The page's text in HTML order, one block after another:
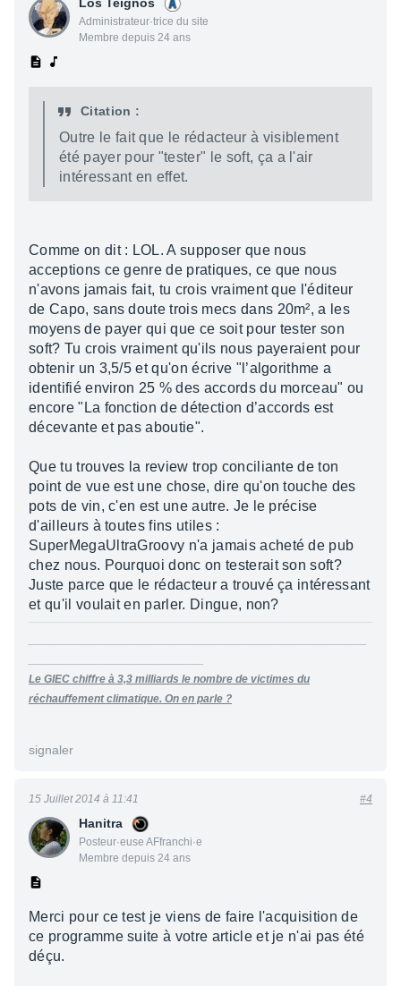
Administrateur·trice du site
Membre depuis 24 ans
Citation :
Outre le fait que le rédacteur à visiblement
été payer pour "tester" le soft, ça a l'air
intéressant en effet.
Comme on dit : LOL. A supposer que nous
acceptions ce genre de pratiques, ce que nous
n'avons jamais fait, tu crois vraiment que l'éditeur
de Capo, sans doute trois mecs dans 20m², a les
moyens de payer qui que ce soit pour tester son
soft? Tu crois vraiment qu'ils nous payeraient pour
obtenir un 3,5/5 et qu'on écrive "l’algorithme a
identifié environ 25 % des accords du morceau" ou
encore "La fonction de détection d’accords est
décevante et pas aboutie".
Que tu trouves la review trop conciliante de ton
point de vue est une chose, dire qu'on touche des
pots de vin, c'en est une autre. Je le précise
d'ailleurs à toutes fins utiles :
SuperMegaUltraGroovy n'a jamais acheté de pub
chez nous. Pourquoi donc on testerait son soft?
Juste parce que le rédacteur a trouvé ça intéressant
et qu'il voulait en parler. Dingue, non?
Le GIEC chiffre à 3,3 milliards le nombre de victimes du
réchauffement climatique. On en parle ?
signaler
Hanitra
Posteur·euse AFfranchi·e
Membre depuis 24 ans
15 Juillet 2014 à 11:41 #4
Merci pour ce test je viens de faire l'acquisition de
ce programme suite à votre article et je n'ai pas été
déçu.